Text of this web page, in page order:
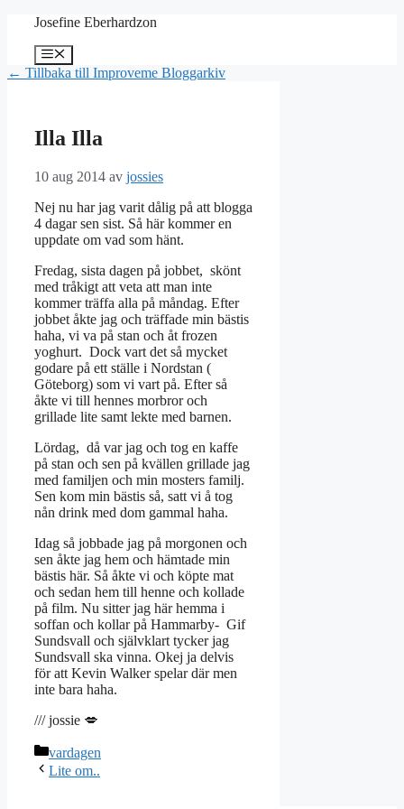
Hoppa
innehåll
Josefine Eberhardzon
Meny
← Tillbaka till Improveme Bloggarkiv
Illa Illa
10 aug 2014 av jossies
Nej nu har jag varit dålig på att blogga
4 dagar sen sist. Så här kommer en
uppdate om vad som hänt.
Fredag, sista dagen på jobbet, skönt
med tråkigt att veta att man inte
kommer träffa alla på måndag. Efter
jobbet åkte jag och träffade min bästis
haha, vi va på stan och åt frozen
yoghurt. Dock vart det så mycket
godare på ett ställe i Nordstan (
Göteborg) som vi vart på. Efter så
åkte vi till hennes morbror och
grillade lite samt lekte med barnen.
Lördag, då var jag och tog en kaffe
på stan och sen på kvällen grillade jag
med familjen och min mosters familj.
Sen kom min bästis så, satt vi å tog
nån drink med dom gammal haha.
Idag så jobbade jag på morgonen och
sen åkte jag hem och hämtade min
bästis här. Så åkte vi och köpte mat
och sedan hem till henne och kollade
på film. Nu sitter jag här hemma i
soffan och kollar på Hammarby- Gif
Sundsvall och självklart tycker jag
Sundsvall ska vinna. Okej ja delvis
för att Kevin Walker spelar där men
inte bara haha.
/// jossie 💋
Kategorier
vardagen
Lite om..